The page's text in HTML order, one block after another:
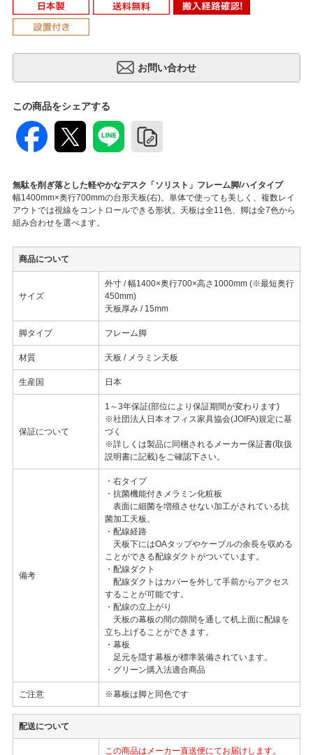
この商品をシェアする
無駄を削ぎ落とした軽やかなデスク「ソリスト」フレーム脚/ハイタイプ
幅1400mm×奥行700mmの台形天板(右)。単体で使っても美しく、複数レイ
アウトでは視線をコントロールできる形状。天板は全11色、脚は全7色から
組み合わせを選べます。
商品について
サイズ
外寸 / 幅1400×奥行700×高さ1000mm (※最短奥行
450mm)
天板厚み / 15mm
脚タイプ フレーム脚
材質 天板 / メラミン天板
生産国 日本
保証について
1～3年保証(部位により保証期間が変わります)
※社団法人日本オフィス家具協会(JOIFA)規定に基
づく
※詳しくは製品に同梱されるメーカー保証書(取扱
説明書に記載)をご確認下さい。
備考
・右タイプ
・抗菌機能付きメラミン化粧板
表面に細菌を増殖させない加工がされている抗
菌加工天板。
・配線経路
天板下にはOAタップやケーブルの余長を収める
ことができる配線ダクトがついています。
・配線ダクト
配線ダクトはカバーを外して手前からアクセス
することが可能です。
・配線の立上がり
天板の幕板の間の隙間を通して机上面に配線を
立ち上げることができます。
・幕板
足元を隠す幕板が標準装備されています。
・グリーン購入法適合商品
ご注意 ※幕板は脚と同色です
配送について
この商品はメーカー直送便にてお届けします。